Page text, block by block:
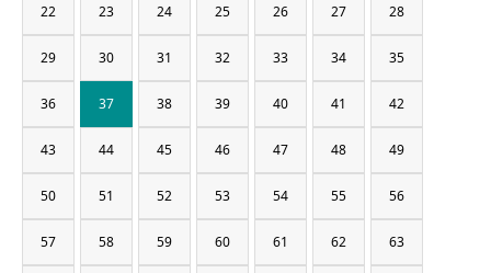
22 23 24 25 26 27 28
29 30 31 32 33 34 35
36 37 38 39 40 41 42
43 44 45 46 47 48 49
50 51 52 53 54 55 56
57 58 59 60 61 62 63